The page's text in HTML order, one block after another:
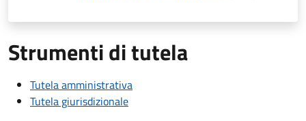
Strumenti di tutela
Tutela amministrativa
Tutela giurisdizionale